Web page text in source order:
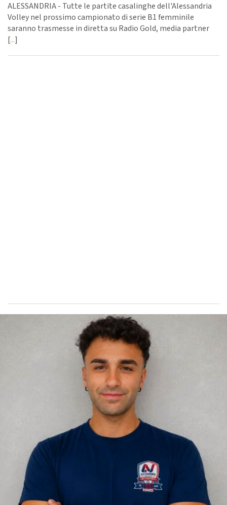
ALESSANDRIA - Tutte le partite casalinghe dell'Alessandria
Volley nel prossimo campionato di serie B1 femminile
saranno trasmesse in diretta su Radio Gold, media partner
[...]